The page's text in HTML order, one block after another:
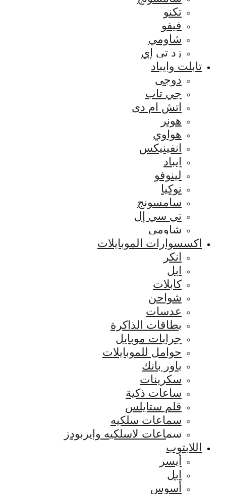
تكنو
فيفو
شاومي
زد تي إي
تابلت وايباد
دوجى
جي تاب
اتش ام دى
هونر
هواوي
انفينيكس
ايباد
لينوفو
نوكيا
سامسونج
تي سي إل
شاومي
اكسسوارات الموبايلات
انكر
ابل
كابلات
شواحن
عدسات
بطاقات الذاكرة
جرابات موبايل
حوامل للموبايلات
باور بانك
سكرينات
ساعات ذكية
قلم ستايلس
سماعات سلكيه
سماعات لاسلكيه وايربودز
اللابتوب
أيسر
ابل
أسوس